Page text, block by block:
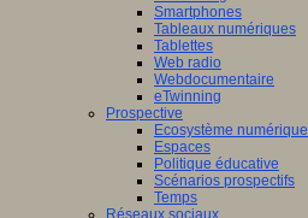
Smartphones
Tableaux numériques
Tablettes
Web radio
Webdocumentaire
eTwinning
Prospective
Ecosystème numérique
Espaces
Politique éducative
Scénarios prospectifs
Temps
Réseaux sociaux